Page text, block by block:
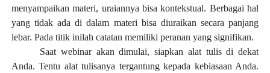
menyampaikan materi, uraiannya bisa kontekstual. Berbagai hal
yang tidak ada di dalam materi bisa diuraikan secara panjang
lebar. Pada titik inilah catatan memiliki peranan yang signifikan.
Saat webinar akan dimulai, siapkan alat tulis di dekat
Anda. Tentu alat tulisanya tergantung kepada kebiasaan Anda.